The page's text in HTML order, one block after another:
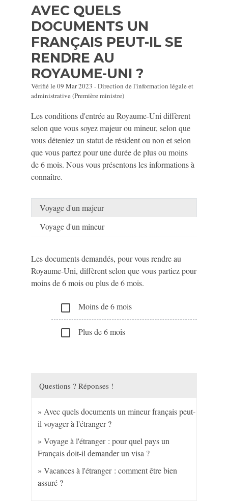
AVEC QUELS
DOCUMENTS UN
FRANÇAIS PEUT-IL SE
RENDRE AU
ROYAUME-UNI ?
Vérifié le 09 Mar 2023 - Direction de l'information légale et
administrative (Première ministre)
Les conditions d'entrée au Royaume-Uni diffèrent
selon que vous soyez majeur ou mineur, selon que
vous déteniez un statut de résident ou non et selon
que vous partez pour une durée de plus ou moins
de 6 mois. Nous vous présentons les informations à
connaître.
Voyage d'un majeur
Voyage d'un mineur
Les documents demandés, pour vous rendre au
Royaume-Uni, diffèrent selon que vous partiez pour
moins de 6 mois ou plus de 6 mois.
check_box_outline_blank Moins de 6 mois
check_box_outline_blank Plus de 6 mois
Questions ? Réponses !
Avec quels documents un mineur français peut-
il voyager à l'étranger ?
Voyage à l'étranger : pour quel pays un
Français doit-il demander un visa ?
Vacances à l'étranger : comment être bien
assuré ?